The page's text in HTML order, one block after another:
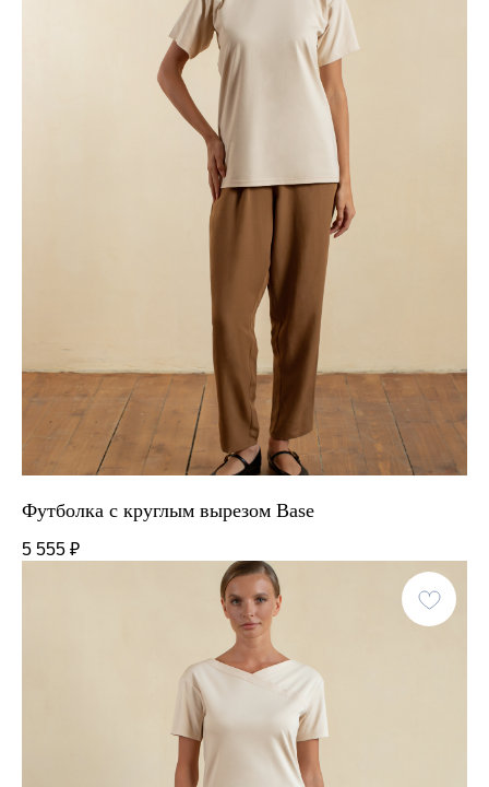
Футболка с круглым вырезом Base
5 555 ₽